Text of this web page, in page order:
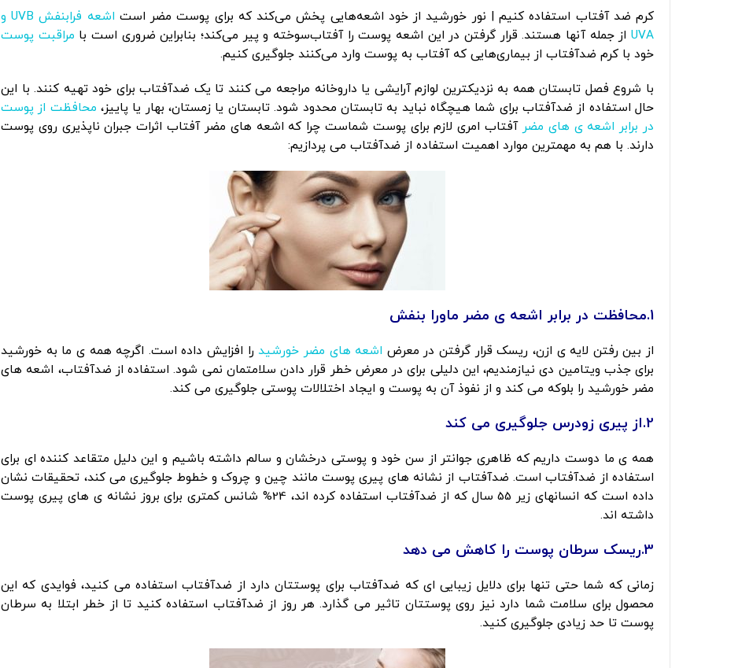
کرم ضد آفتاب استفاده کنیم | نور خورشید از خود اشعه‌‌هایی پخش می‌کند که برای پوست مضر است
اشعه فرابنفش UVB و
UVAاز جمله آنها هستند. قرار گرفتن در این اشعه پوست را آفتاب‌سوخته و پیر می‌کند؛ بنابراین ضروری است با مراقبت پوست
خود با کرم ضد‌آفتاب از بیماری‌هایی که آفتاب به پوست وارد می‌کنند جلوگیری کنیم.
با شروع فصل تابستان همه به نزدیکترین لوازم آرایشی یا داروخانه مراجعه می کنند تا یک ضدآفتاب برای خود تهیه کنند. با این
حال استفاده از ضدآفتاب برای شما هیچگاه نباید به تابستان محدود شود. تابستان یا زمستان، بهار یا پاییز، محافظت از پوست
در برابر اشعه ی های مضر آفتاب امری لازم برای پوست شماست چرا که اشعه های مضر آفتاب اثرات جبران ناپذیری روی پوست
دارند. با هم به مهمترین موارد اهمیت استفاده از ضدآفتاب می پردازیم:
1.محافظت در برابر اشعه ی مضر ماورا بنفش
از بین رفتن لایه ی ازن، ریسک قرار گرفتن در معرض اشعه های مضر خورشید را افزایش داده است. اگرچه همه ی ما به خورشید
برای جذب ویتامین دی نیازمندیم، این دلیلی برای در معرض خطر قرار دادن سلامتمان نمی شود. استفاده از ضدآفتاب، اشعه های
مضر خورشید را بلوکه می کند و از نفوذ آن به پوست و ایجاد اختلالات پوستی جلوگیری می کند.
2.از پیری زودرس جلوگیری می کند
همه ی ما دوست داریم که ظاهری جوانتر از سن خود و پوستی درخشان و سالم داشته باشیم و این دلیل متقاعد کننده ای برای
استفاده از ضدآفتاب است. ضدآفتاب از نشانه های پیری پوست مانند چین و چروک و خطوط جلوگیری می کند، تحقیقات نشان
داده است که انسانهای زیر 55 سال که از ضدآفتاب استفاده کرده اند، 24% شانس کمتری برای بروز نشانه ی های پیری پوست
داشته اند.
3.ریسک سرطان پوست را کاهش می دهد
زمانی که شما حتی تنها برای دلایل زیبایی ای که ضدآفتاب برای پوستتان دارد از ضدآفتاب استفاده می کنید، فوایدی که این
محصول برای سلامت شما دارد نیز روی پوستتان تاثیر می گذارد. هر روز از ضدآفتاب استفاده کنید تا از خطر ابتلا به سرطان
پوست تا حد زیادی جلوگیری کنید.